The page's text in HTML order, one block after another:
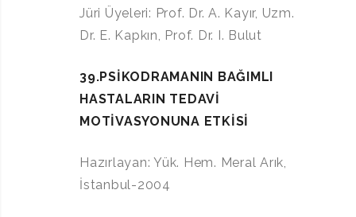
Jüri Üyeleri: Prof. Dr. A. Kayır, Uzm.
Dr. E. Kapkın, Prof. Dr. I. Bulut
39.PSİKODRAMANIN BAĞIMLI
HASTALARIN TEDAVİ
MOTİVASYONUNA ETKİSİ
Hazırlayan: Yük. Hem. Meral Arık,
İstanbul-2004